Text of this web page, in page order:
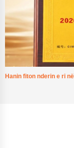
Hanin fiton nderin e ri